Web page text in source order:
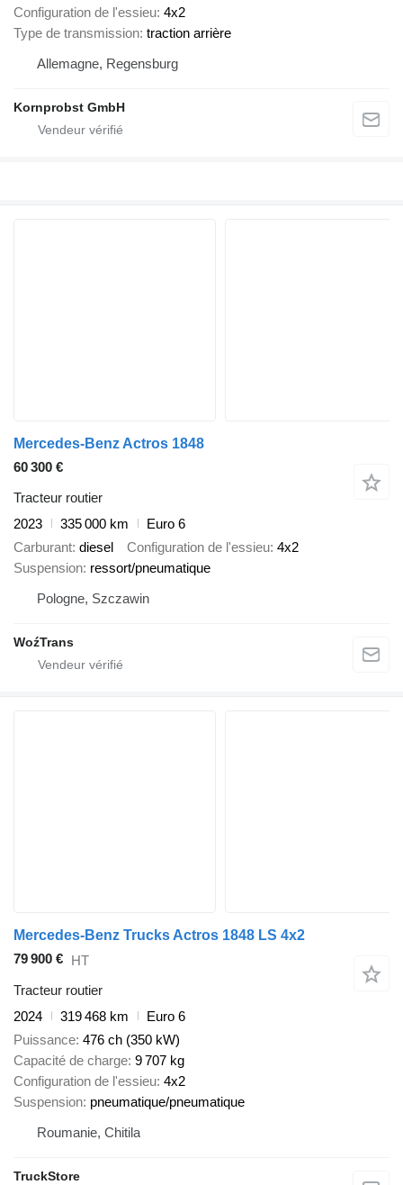
Configuration de l'essieu 4x2
Type de transmission traction arrière
Allemagne, Regensburg
Kornprobst GmbH
Mercedes-Benz Actros 1848
60 300 €
Tracteur routier
2023
335 000 km
Euro 6
Carburant diesel Configuration de l'essieu 4x2
Suspension ressort/pneumatique
Pologne, Szczawin
WoźTrans
Mercedes-Benz Trucks Actros 1848 LS 4x2
79 900 € HT
Tracteur routier
2024
319 468 km
Euro 6
Puissance 476 ch (350 kW)
Capacité de charge 9 707 kg
Configuration de l'essieu 4x2
Suspension pneumatique/pneumatique
Roumanie, Chitila
TruckStore